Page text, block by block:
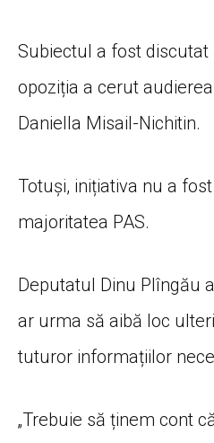
Subiectul a fost discutat
opoziția a cerut
Daniella Misail-Nichitin.
Totuși, inițiativa nu a
majoritatea PAS.
Deputatul Dinu Plîngău
ar urma să aibă loc
tuturor informațiilor
„Trebuie să ținem cont